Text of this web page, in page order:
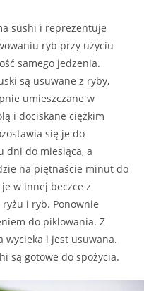
sushi i reprezentuje
ryb przy użyciu
samego jedzenia.
są usuwane z ryby,
umieszczane w
i dociskane ciężkim
się je do
dni do miesiąca, a
na piętnaście minut do
w innej beczce z
i ryb. Ponownie
do piklowania. Z
wycieka i jest usuwana.
są gotowe do spożycia.